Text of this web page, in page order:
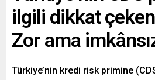
ilgili dikkat
Zor ama
Türkiye’nin kredi risk primine